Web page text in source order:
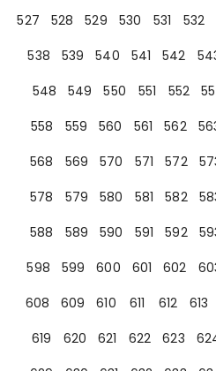
527
528 529 530 531 532
538
539 540 541 542
548
549 550 551 552
558
559 560 561 562
568
569 570 571 572
578
579 580 581 582
588
589 590 591 592
598
599 600 601 602
608
609 610 611 612 613
619
620 621 622 623